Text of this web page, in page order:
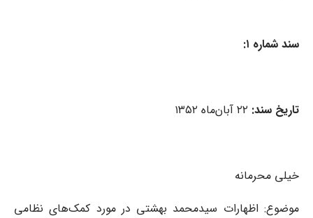
سند شماره ۱:
تاریخ سند:
خیلی محرمانه
موضوع: اظهارات سیدمحمد بهشتی در مورد کمک‌های نظامی